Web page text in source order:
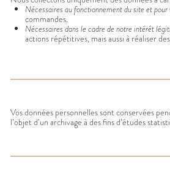
Nécessaires au fonctionnement du site et pour
commandes.
Nécessaires dans le cadre de notre intérêt
actions répétitives, mais aussi à réaliser
Vos données personnelles sont conservées
l’objet d’un archivage à des fins d’études